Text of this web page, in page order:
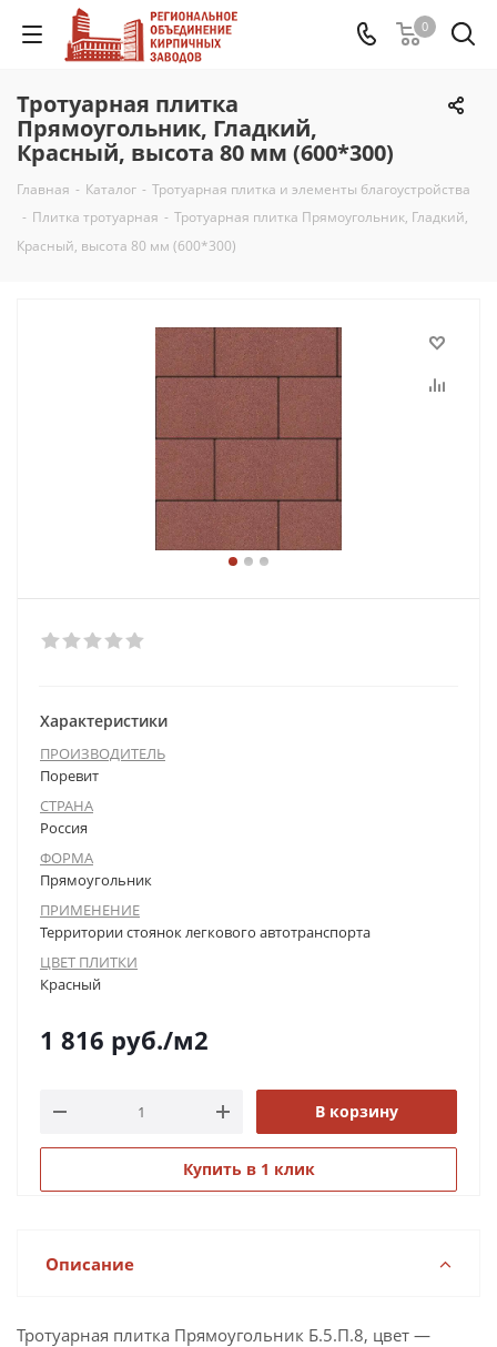
0
Тротуарная плитка
Прямоугольник, Гладкий,
Красный, высота 80 мм (600*300)
Главная - Каталог - Тротуарная плитка и элементы благоустройства
- Плитка тротуарная - Тротуарная плитка Прямоугольник, Гладкий,
Красный, высота 80 мм (600*300)
Характеристики
ПРОИЗВОДИТЕЛЬ
Поревит
СТРАНА
Россия
ФОРМА
Прямоугольник
ПРИМЕНЕНИЕ
Территории стоянок легкового автотранспорта
ЦВЕТ ПЛИТКИ
Красный
1 816 руб./м2
В корзину
Купить в 1 клик
Описание
Тротуарная плитка Прямоугольник Б.5.П.8, цвет —